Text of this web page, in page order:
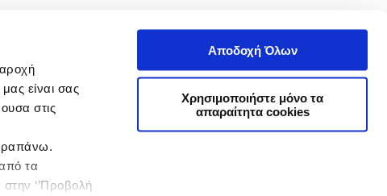
είναι σας
στις
τα
‘’Προβολή
Αποδοχή Όλων
Χρησιμοποιήστε μόνο τα
απαραίτητα cookies